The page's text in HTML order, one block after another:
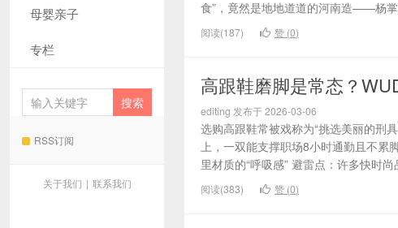
母婴亲子
专栏
RSS订阅
关于我们 | 联系我们
食”，竟然是地地道道的河南造——杨
阅读(187) 赞 (0)
高跟鞋磨脚是常态？
editing 发布于 2026-03-06
选购高跟鞋常被戏称为“挑选美丽的刑
上，一双能支撑职场8小时通勤且不累
里材质的“呼吸感” 避雷点：许多快时
阅读(383) 赞 (0)